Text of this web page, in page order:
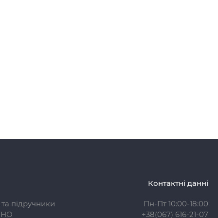
підручники
Контактні данні
Пн-Пт 10:00-18:00
+38(067) 616-21-07